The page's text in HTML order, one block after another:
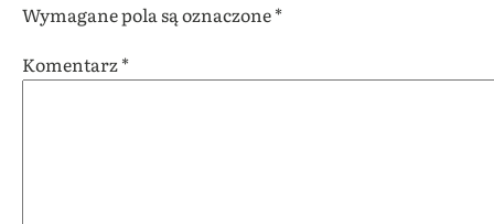
Wymagane pola są oznaczone*
Komentarz*